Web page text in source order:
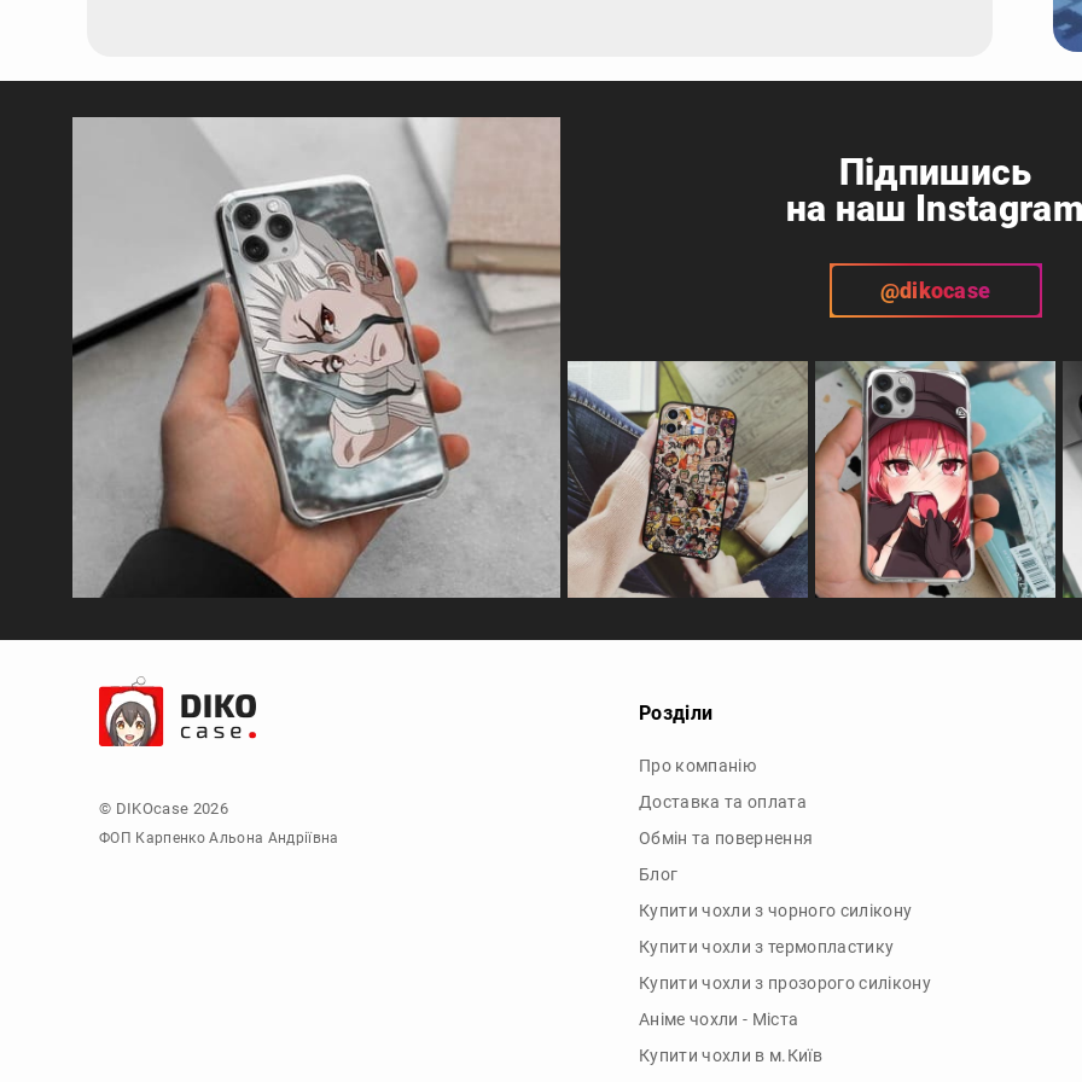
на наш
@dikocase
ФОП Карпенко Альона Андріївна
Доставка та оплата
Обмін та повернення
Блог
Купити чохли з чорного силікону
Купити чохли з термопластику
Купити чохли з прозорого силікону
Аніме чохли - Міста
Купити чохли в м.Київ
Картини на полотні